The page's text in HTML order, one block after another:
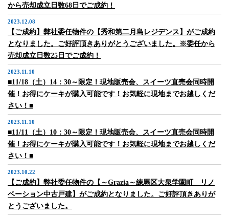
から売却成立日数68日でご成約！
2023.12.08
【ご成約】弊社委任物件の【秀和第二月島レジデンス】がご成約
となりました。ご好評頂きありがとうございました。※委任から
売却成立日数25日でご成約！
2023.11.10
■11/18（土）14：30～限定！現地販売会、スイーツ直売会同時開
催！お得にケーキが購入可能です！お気軽に現地までお越しくだ
さい！■
2023.11.10
■11/11（土）10：30～限定！現地販売会、スイーツ直売会同時開
催！お得にケーキが購入可能です！お気軽に現地までお越しくだ
さい！■
2023.10.22
【ご成約】弊社委任物件の【～Grazia～練馬区大泉学園町 リノ
ベーション中古戸建】がご成約となりました。ご好評頂きありが
とうございました。